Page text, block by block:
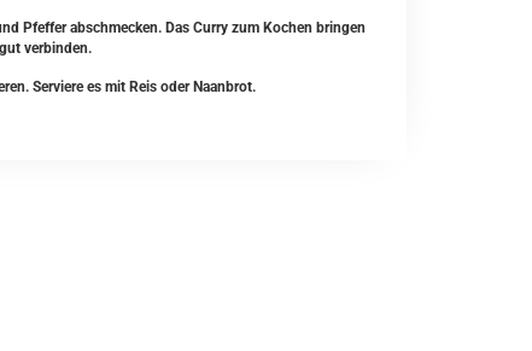
Pfeffer abschmecken. Das Curry zum Kochen bringen
verbinden.
Serviere es mit Reis oder Naanbrot.